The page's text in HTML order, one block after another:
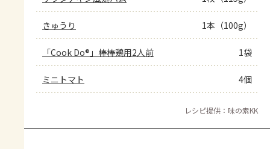
きゅうり 1本（100g）
「Cook Do®」棒棒鶏用2人前 1袋
ミニトマト 4個
レシピ提供：味の素KK